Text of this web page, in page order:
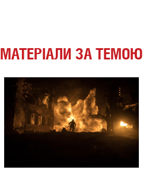
МАТЕРІАЛИ ЗА ТЕМОЮ